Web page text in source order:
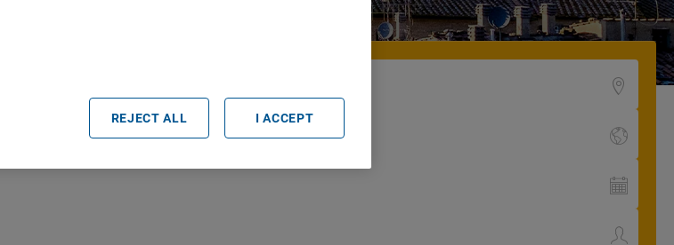
REJECT ALL I ACCEPT